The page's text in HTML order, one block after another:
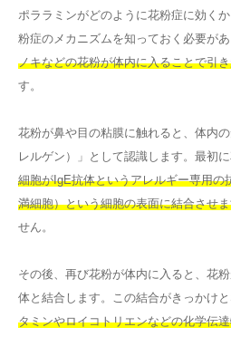
ポララミンがどのように花粉症に効く
粉症のメカニズムを知っておく必要があ
ノキなどの花粉が体内に入ることで引
す。
花粉が鼻や目の粘膜に触れると、体内
レルゲン）」として認識します。最初
細胞がIgE抗体というアレルギー専用の
満細胞）という細胞の表面に結合させ
せん。
その後、再び花粉が体内に入ると、花
体と結合します。この結合がきっかけと
タミンやロイコトリエンなどの化学伝